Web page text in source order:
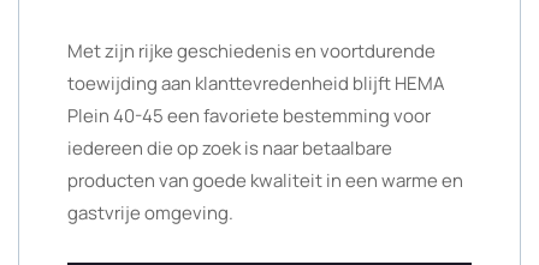
Met zijn rijke geschiedenis en voortdurende
toewijding aan klanttevredenheid blijft HEMA
Plein 40-45 een favoriete bestemming voor
iedereen die op zoek is naar betaalbare
producten van goede kwaliteit in een warme en
gastvrije omgeving.